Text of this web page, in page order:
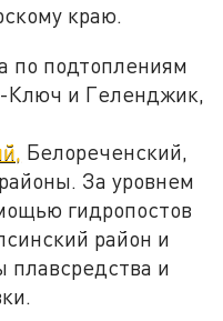
краю.
по подтоплениям
Ключ и Геленджик,
Белореченский,
За уровнем
гидропостов
район и
плавсредства и